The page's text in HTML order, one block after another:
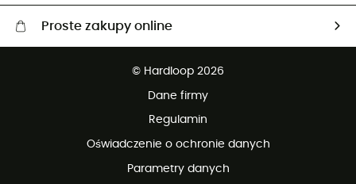
Proste zakupy online
© Hardloop 2026
Dane firmy
Regulamin
Oświadczenie o ochronie danych
Parametry danych